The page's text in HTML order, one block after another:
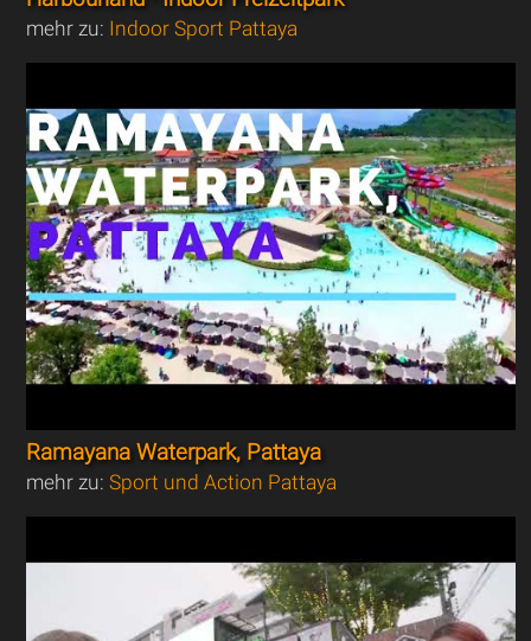
mehr zu: Indoor Sport Pattaya
Ramayana Waterpark, Pattaya
mehr zu:Sport und Action Pattaya